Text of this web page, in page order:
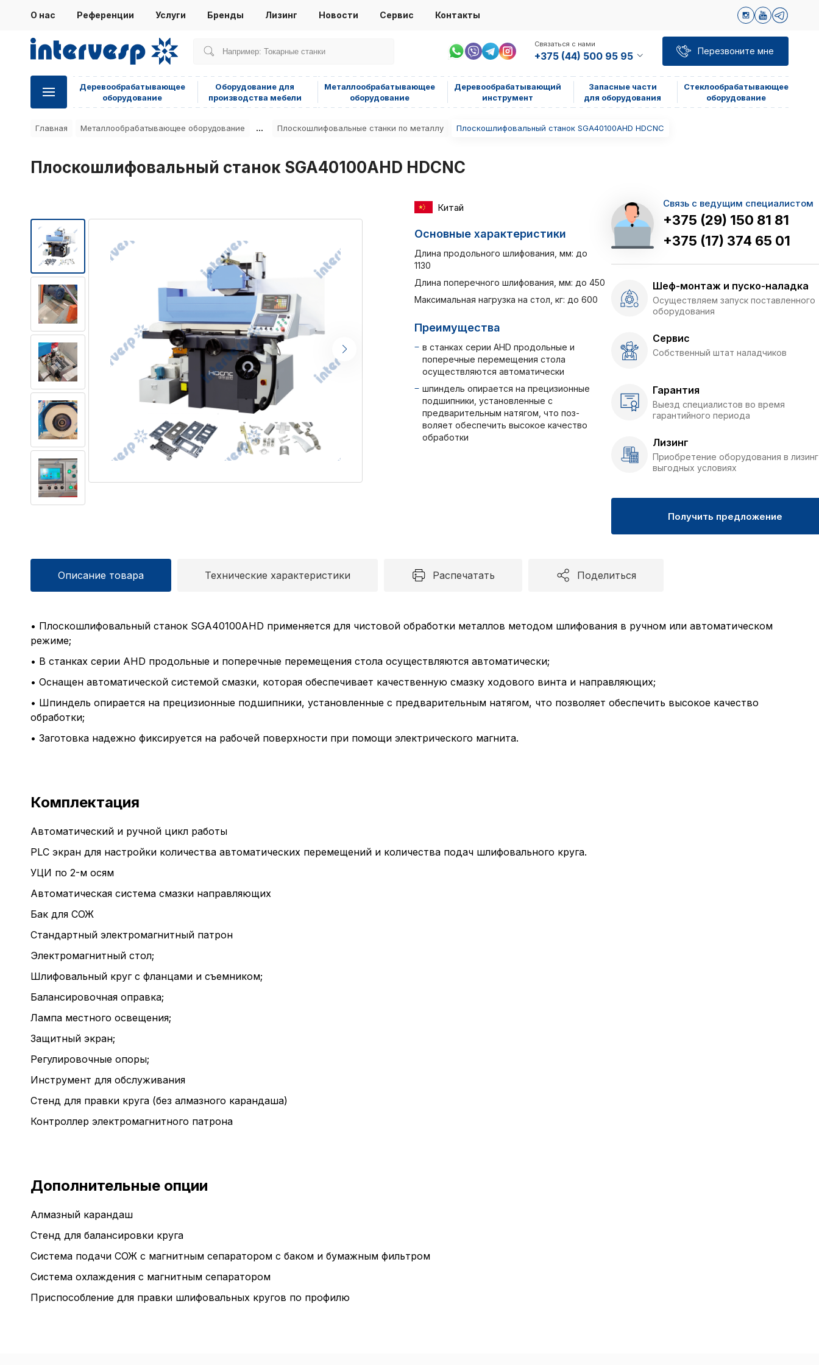
О нас Референции Услуги Бренды Лизинг Новости Сервис Контакты
Связаться с нами
+375 (44) 500 95 95 Перезвоните мне
Деревообрабатывающее
оборудование
Оборудование для
производства мебели
Металлообрабатывающее
оборудование
Деревообрабатывающий
инструмент
Запасные части
для оборудования
Стеклообрабатывающее
оборудование
Главная Металлообрабатывающее оборудование ... Плоскошлифовальные станки по металлу Плоскошлифовальный станок SGA40100AHD HDCNC
Плоскошлифовальный станок SGA40100AHD HDCNC
Китай
Основные характеристики
Длина продольного шлифования, мм: до
1130
Длина поперечного шлифования, мм: до 450
Максимальная нагрузка на стол, кг: до 600
Преимущества
в станках серии AHD продольные и
поперечные перемещения стола
осуществляются автоматически
шпиндель опирается на прецизионные
подшипники, установленные с
предварительным натягом, что поз-
воляет обеспечить высокое качество
обработки
Связь с ведущим специалистом
+375 (29) 150 81 81
+375 (17) 374 65 01
Шеф-монтаж и пуско-наладка
Осуществляем запуск поставленного
оборудования
Сервис
Собственный штат наладчиков
Гарантия
Выезд специалистов во время
гарантийного периода
Лизинг
Приобретение оборудования в
выгодных условиях
Получить предложение
Описание товара Технические характеристики Распечатать Поделиться
• Плоскошлифовальный станок SGA40100AHD применяется для чистовой обработки металлов методом шлифования в ручном или автоматическом
режиме;
• В станках серии AHD продольные и поперечные перемещения стола осуществляются автоматически;
• Оснащен автоматической системой смазки, которая обеспечивает качественную смазку ходового винта и направляющих;
• Шпиндель опирается на прецизионные подшипники, установленные с предварительным натягом, что позволяет обеспечить высокое качество
обработки;
• Заготовка надежно фиксируется на рабочей поверхности при помощи электрического магнита.
Комплектация
Автоматический и ручной цикл работы
PLC экран для настройки количества автоматических перемещений и количества подач шлифовального круга.
УЦИ по 2-м осям
Автоматическая система смазки направляющих
Бак для СОЖ
Стандартный электромагнитный патрон
Электромагнитный стол;
Шлифовальный круг с фланцами и съемником;
Балансировочная оправка;
Лампа местного освещения;
Защитный экран;
Регулировочные опоры;
Инструмент для обслуживания
Стенд для правки круга (без алмазного карандаша)
Контроллер электромагнитного патрона
Дополнительные опции
Алмазный карандаш
Стенд для балансировки круга
Система подачи СОЖ с магнитным сепаратором с баком и бумажным фильтром
Система охлаждения с магнитным сепаратором
Приспособление для правки шлифовальных кругов по профилю